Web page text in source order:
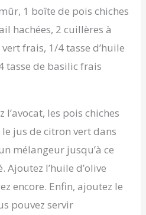
1 boîte de pois chiches
hachées, 2 cuillères à
frais, 1/4 tasse d’huile
tasse de basilic frais
l’avocat, les pois chiches
le jus de citron vert dans
mélangeur jusqu’à ce
Ajoutez l’huile d’olive
encore. Enfin, ajoutez le
pouvez servir